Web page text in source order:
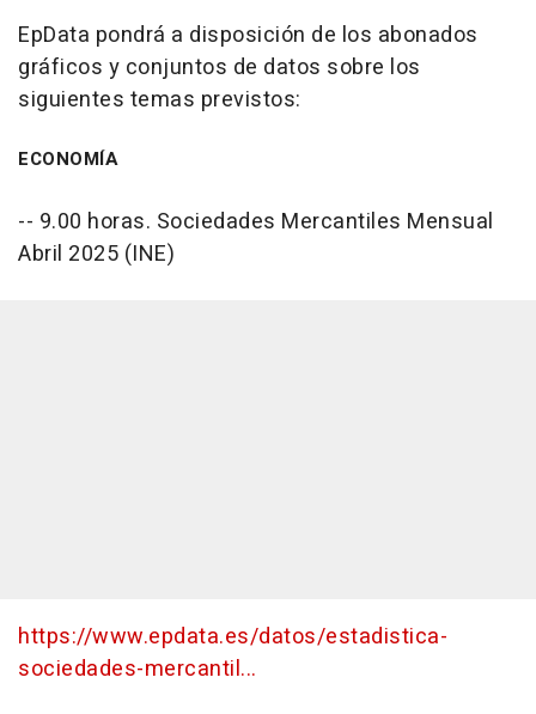
EpData pondrá a disposición de los abonados
gráficos y conjuntos de datos sobre los
siguientes temas previstos:
ECONOMÍA
-- 9.00 horas. Sociedades Mercantiles Mensual
Abril 2025 (INE)
https://www.epdata.es/datos/estadistica-
sociedades-mercantil...